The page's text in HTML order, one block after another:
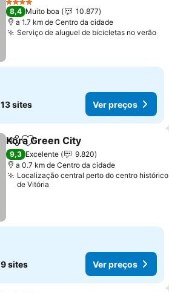
4 Estrelas
8,4 Muito boa
10.877
a 1.7 km de Centro da cidade
Serviço de aluguel de bicicletas no verão
13 sites Ver preços
PartilharAdicionar aos favoritos
Kora Green City
9,3 Excelente
9.820
a 0.7 km de Centro da cidade
Localização central perto do centro histórico
de Vitória
9 sites Ver preços